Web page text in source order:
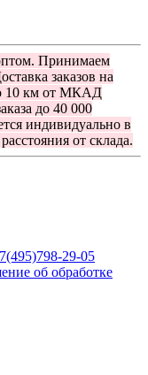
Принимаем
заказов на
10 км от МКАД
до 40 000
индивидуально в
от склада.
29-05
об обработке